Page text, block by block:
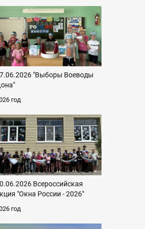
"Выборы Воеводы
год
Всероссийская
"Окна России - 2026"
год